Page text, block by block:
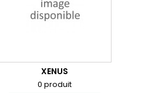
XENUS
0 produit